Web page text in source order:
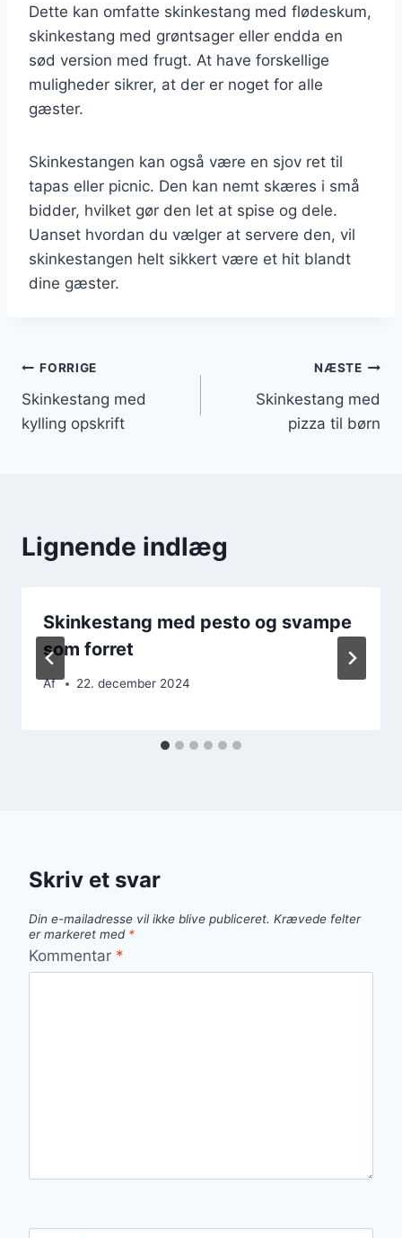
Dette kan omfatte skinkestang med flødeskum,
skinkestang med grøntsager eller endda en
sød version med frugt. At have forskellige
muligheder sikrer, at der er noget for alle
gæster.
Skinkestangen kan også være en sjov ret til
tapas eller picnic. Den kan nemt skæres i små
bidder, hvilket gør den let at spise og dele.
Uanset hvordan du vælger at servere den, vil
skinkestangen helt sikkert være et hit blandt
dine gæster.
Indlægsnavigation
FORRIGE
Skinkestang med
kylling opskrift
NÆSTE
Skinkestang med
pizza til børn
Lignende indlæg
Skinkestang med pesto og svampe
som forret
Af 22. december 2024
Skriv et svar
Din e-mailadresse vil ikke blive publiceret. Krævede felter
er markeret med *
Kommentar *